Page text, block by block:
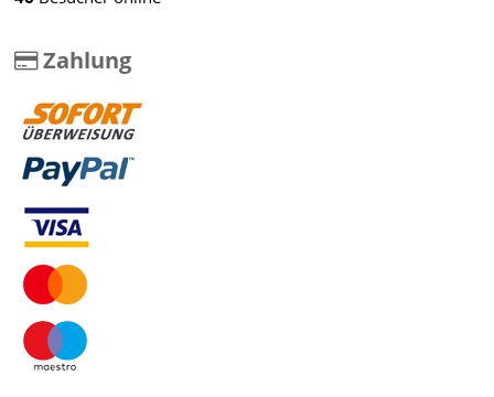
Zahlung